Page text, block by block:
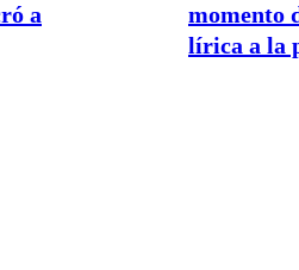
a
momento
lírica a la